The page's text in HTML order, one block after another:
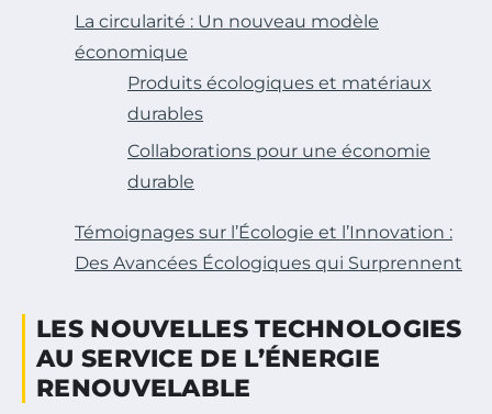
La circularité : Un nouveau modèle
économique
Produits écologiques et matériaux
durables
Collaborations pour une économie
durable
Témoignages sur l’Écologie et l’Innovation :
Des Avancées Écologiques qui Surprennent
LES NOUVELLES TECHNOLOGIES
AU SERVICE DE L’ÉNERGIE
RENOUVELABLE